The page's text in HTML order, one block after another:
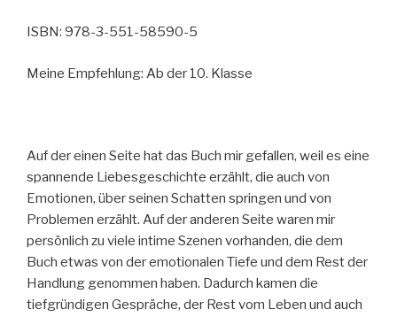
ISBN: 978-3-551-58590-5
Meine Empfehlung: Ab der 10. Klasse
Auf der einen Seite hat das Buch mir gefallen, weil es eine
spannende Liebesgeschichte erzählt, die auch von
Emotionen, über seinen Schatten springen und von
Problemen erzählt. Auf der anderen Seite waren mir
persönlich zu viele intime Szenen vorhanden, die dem
Buch etwas von der emotionalen Tiefe und dem Rest der
Handlung genommen haben. Dadurch kamen die
tiefgründigen Gespräche, der Rest vom Leben und auch